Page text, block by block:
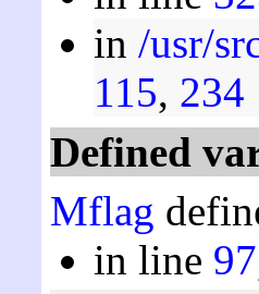
in /usr/
115, 234
Defined
Mflag
in line 97